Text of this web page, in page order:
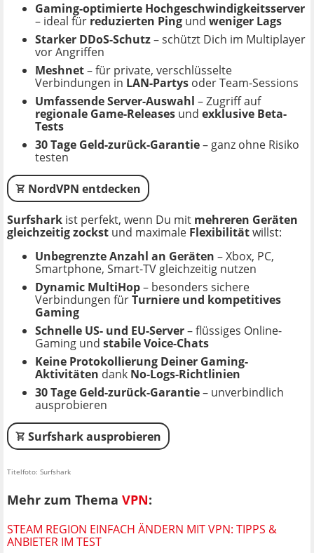
Gaming-optimierte Hochgeschwindigkeitsserver
– ideal für reduzierten Ping und weniger Lags
Starker DDoS-Schutz– schützt Dich im Multiplayer
vor Angriffen
Meshnet– für private, verschlüsselte
Verbindungen in LAN-Partys oder Team-Sessions
Umfassende Server-Auswahl – Zugriff auf
regionale Game-Releases und exklusive Beta-
Tests
30 Tage Geld-zurück-Garantie– ganz ohne Risiko
testen
NordVPN entdecken
Surfshark ist perfekt, wenn Du mit mehreren Geräten
gleichzeitig zockst und maximale Flexibilitätwillst:
Unbegrenzte Anzahl an Geräten – Xbox, PC,
Smartphone, Smart-TV gleichzeitig nutzen
Dynamic MultiHop– besonders sichere
Verbindungen fürTurniere und kompetitives
Gaming
Schnelle US- und EU-Server– flüssiges Online-
Gaming und stabile Voice-Chats
Keine Protokollierung Deiner Gaming-
Aktivitäten dank No-Logs-Richtlinien
30 Tage Geld-zurück-Garantie– unverbindlich
ausprobieren
Surfshark ausprobieren
Titelfoto: Surfshark
Mehr zum Thema VPN:
STEAM REGION EINFACH ÄNDERN MIT VPN: TIPPS &
ANBIETER IM TEST